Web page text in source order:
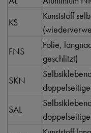
KS
Kunststoff
FNS
Folie,
geschlitzt)
SKN
SAL